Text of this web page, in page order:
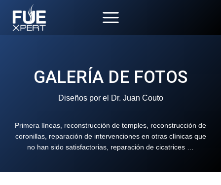
contenido
GALERÍA DE FOTOS
Diseños por el Dr. Juan Couto
Primera líneas, reconstrucción de temples, reconstrucción de
coronillas, reparación de intervenciones en otras clínicas que
no han sido satisfactorias, reparación de cicatrices …